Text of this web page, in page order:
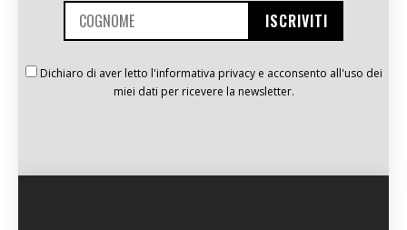
Dichiaro di aver letto l'informativa privacy e acconsento all'uso dei
miei dati per ricevere la newsletter.